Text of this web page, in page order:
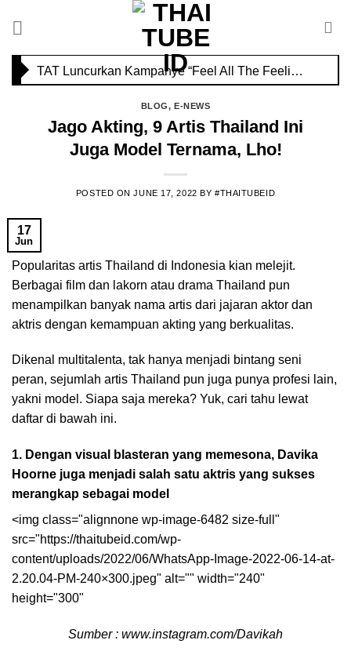
TAT Luncurkan Kampanye “Feel All The Feelings” dengan Lalisa LISA Manobal untuk Promosikan Pariwisata Berkualitas Thailand
BLOG, E-NEWS
Jago Akting, 9 Artis Thailand Ini
Juga Model Ternama, Lho!
POSTED ONJUNE 17, 2022 BY #THAITUBEID
17
Jun
Popularitas artis Thailand di Indonesia kian melejit.
Berbagai film dan lakorn atau drama Thailand pun
menampilkan banyak nama artis dari jajaran aktor dan
aktris dengan kemampuan akting yang berkualitas.
Dikenal multitalenta, tak hanya menjadi bintang seni
peran, sejumlah artis Thailand pun juga punya profesi lain,
yakni model. Siapa saja mereka? Yuk, cari tahu lewat
daftar di bawah ini.
1. Dengan visual blasteran yang memesona, Davika
Hoorne juga menjadi salah satu aktris yang sukses
merangkap sebagai model
<img class="alignnone wp-image-6482 size-full"
src="https://thaitubeid.com/wp-
content/uploads/2022/06/WhatsApp-Image-2022-06-14-at-
2.20.04-PM-240×300.jpeg" alt="" width="240"
height="300"
Sumber : www.instagram.com/Davikah